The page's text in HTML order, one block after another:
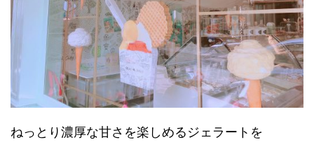
ねっとり濃厚な甘さを楽しめるジェラートを